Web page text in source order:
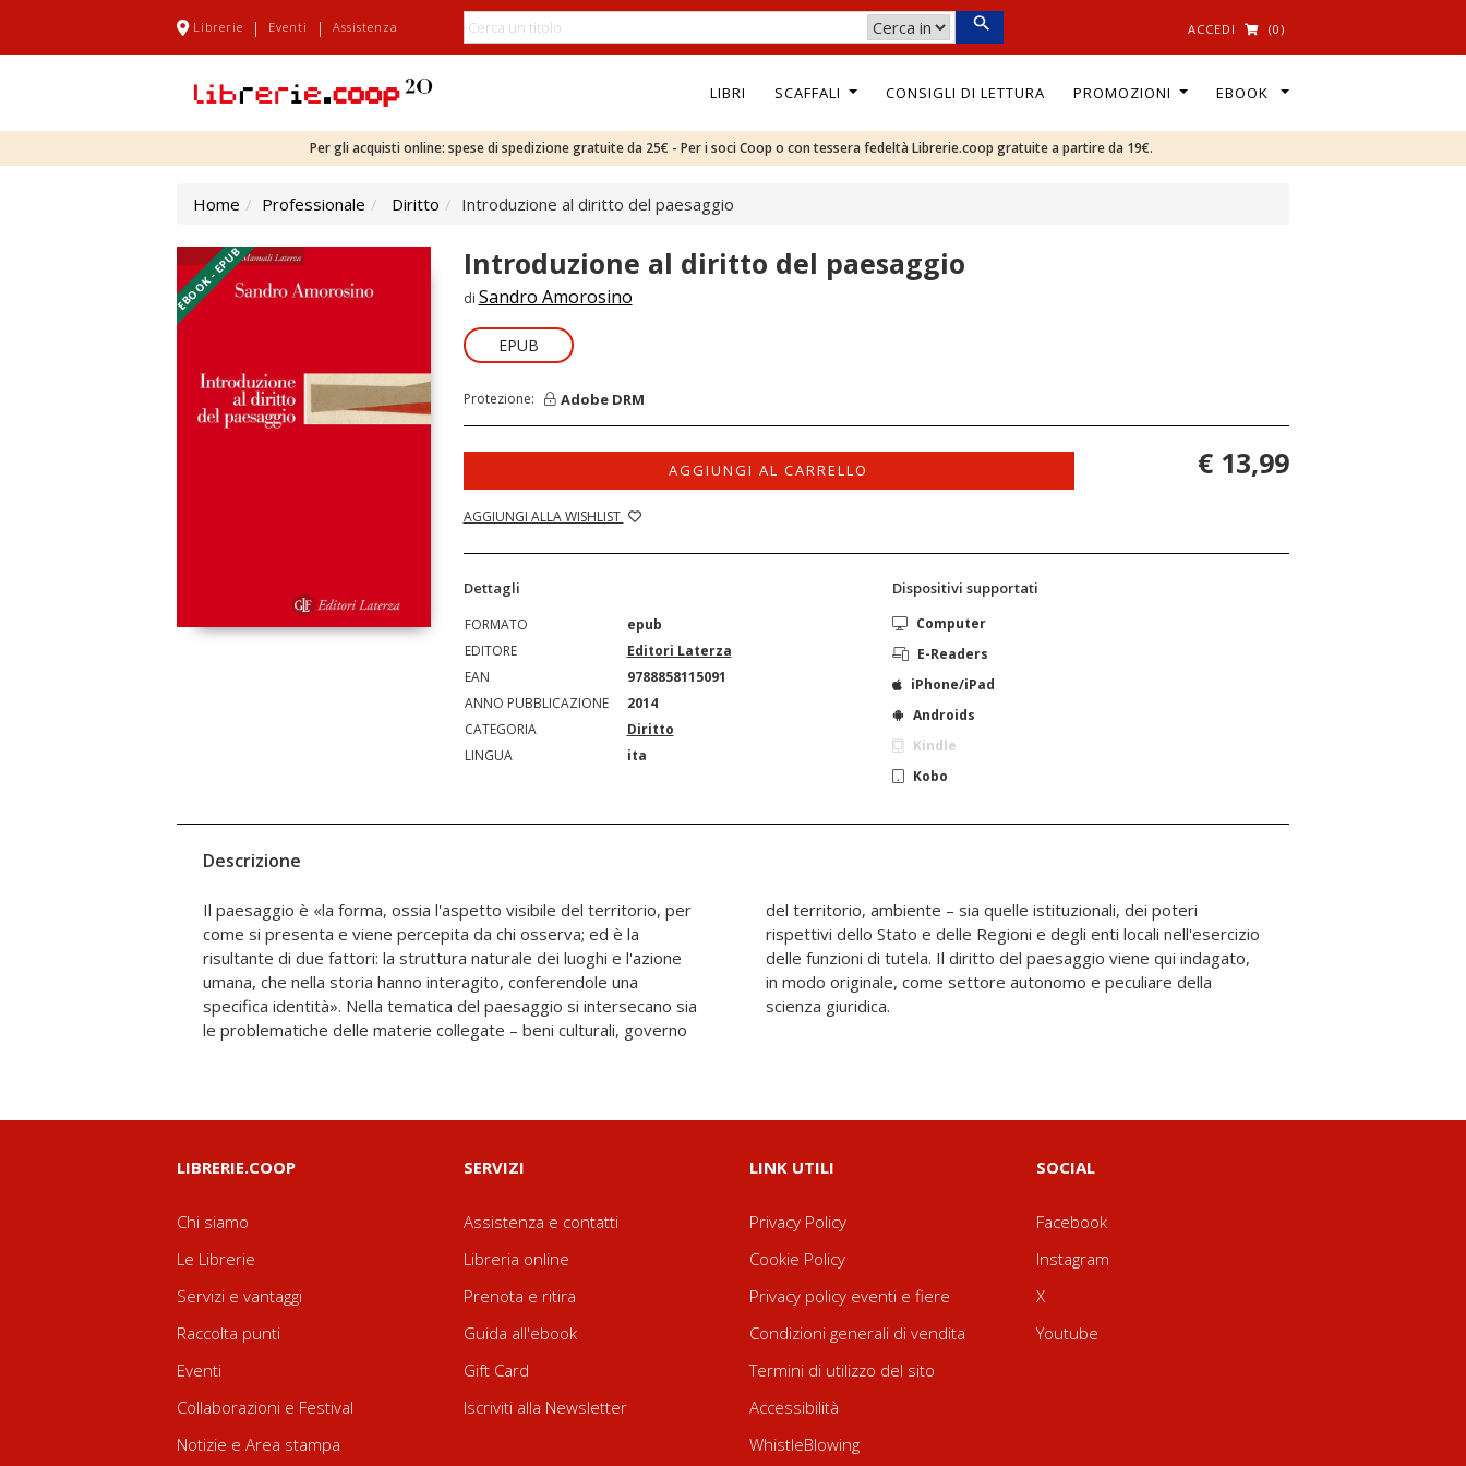
Librerie | Eventi | Assistenza ACCEDI (0)
LIBRI SCAFFALI CONSIGLI DI LETTURA PROMOZIONI EBOOK
Per gli acquisti online: spese di spedizione gratuite da 25€ - Per i soci Coop o con tessera fedeltà Librerie.coop gratuite a partire da 19€.
Home Professionale Diritto Introduzione al diritto del paesaggio
EBOOK - EPUB Introduzione al diritto del paesaggio
di Sandro Amorosino
EPUB
Protezione: Adobe DRM
AGGIUNGI AL CARRELLO
AGGIUNGI ALLA WISHLIST
€ 13,99
Dettagli
FORMATO
epub
EDITORE
Editori Laterza
EAN
9788858115091
ANNO PUBBLICAZIONE
2014
CATEGORIA
Diritto
LINGUA
ita
Dispositivi supportati
Computer
E-Readers
iPhone/iPad
Androids
Kindle
Kobo
Descrizione
Il paesaggio è «la forma, ossia l'aspetto visibile del territorio, per
come si presenta e viene percepita da chi osserva; ed è la
risultante di due fattori: la struttura naturale dei luoghi e l'azione
umana, che nella storia hanno interagito, conferendole una
specifica identità». Nella tematica del paesaggio si intersecano sia
le problematiche delle materie collegate – beni culturali, governo
del territorio, ambiente – sia quelle istituzionali, dei poteri
rispettivi dello Stato e delle Regioni e degli enti locali nell'esercizio
delle funzioni di tutela. Il diritto del paesaggio viene qui indagato,
in modo originale, come settore autonomo e peculiare della
scienza giuridica.
LIBRERIE.COOP
Chi siamo
Le Librerie
Servizi e vantaggi
Raccolta punti
Eventi
Collaborazioni e Festival
Notizie e Area stampa
SERVIZI
Assistenza e contatti
Libreria online
Prenota e ritira
Guida all'ebook
Gift Card
Iscriviti alla Newsletter
LINK UTILI
Privacy Policy
Cookie Policy
Privacy policy eventi e fiere
Condizioni generali di vendita
Termini di utilizzo del sito
Accessibilità
WhistleBlowing
SOCIAL
Facebook
Instagram
X
Youtube